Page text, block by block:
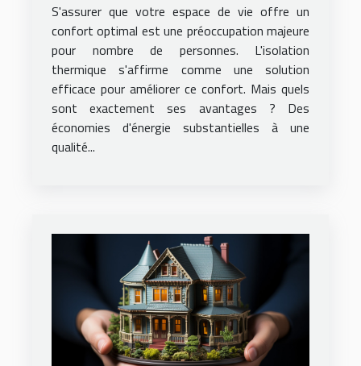
S'assurer que votre espace de vie offre un
confort optimal est une préoccupation majeure
pour nombre de personnes. L'isolation
thermique s'affirme comme une solution
efficace pour améliorer ce confort. Mais quels
sont exactement ses avantages ? Des
économies d'énergie substantielles à une
qualité...